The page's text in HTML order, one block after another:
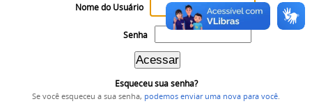
Nome do Usuário
Senha
Esqueceu sua senha?
Se você esqueceu a sua senha, podemos enviar uma nova para você